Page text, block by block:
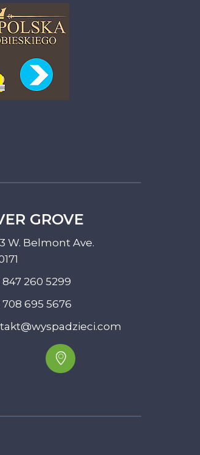
GROVE
W. Belmont Ave.
847 260 5299
708 695 5676